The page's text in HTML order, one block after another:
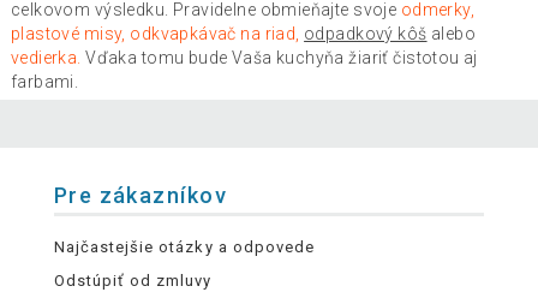
celkovom výsledku. Pravidelne obmieňajte svoje odmerky,
plastové misy, odkvapkávač na riad, odpadkový kôš alebo
vedierka. Vďaka tomu bude Vaša kuchyňa žiariť čistotou aj
farbami.
Pre zákazníkov
Najčastejšie otázky a odpovede
Odstúpiť od zmluvy